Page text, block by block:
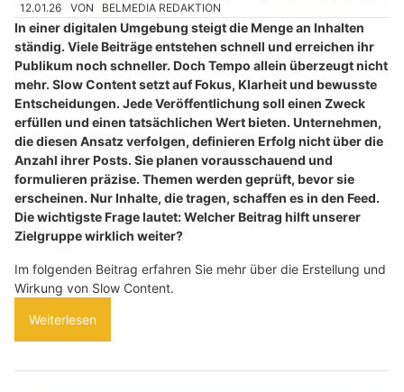
12.01.26 VON BELMEDIA REDAKTION
In einer digitalen Umgebung steigt die Menge an Inhalten
ständig. Viele Beiträge entstehen schnell und erreichen ihr
Publikum noch schneller. Doch Tempo allein überzeugt nicht
mehr. Slow Content setzt auf Fokus, Klarheit und bewusste
Entscheidungen. Jede Veröffentlichung soll einen Zweck
erfüllen und einen tatsächlichen Wert bieten. Unternehmen,
die diesen Ansatz verfolgen, definieren Erfolg nicht über die
Anzahl ihrer Posts. Sie planen vorausschauend und
formulieren präzise. Themen werden geprüft, bevor sie
erscheinen. Nur Inhalte, die tragen, schaffen es in den Feed.
Die wichtigste Frage lautet: Welcher Beitrag hilft unserer
Zielgruppe wirklich weiter?
Im folgenden Beitrag erfahren Sie mehr über die Erstellung und
Wirkung von Slow Content.
Weiterlesen